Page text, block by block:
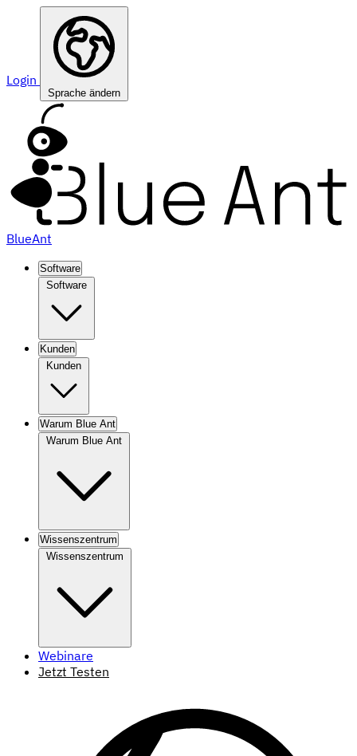
Login
Sprache ändern
BlueAnt
Software
Software
Kunden
Kunden
Warum Blue Ant
Warum Blue Ant
Wissenszentrum
Wissenszentrum
Webinare
Jetzt Testen